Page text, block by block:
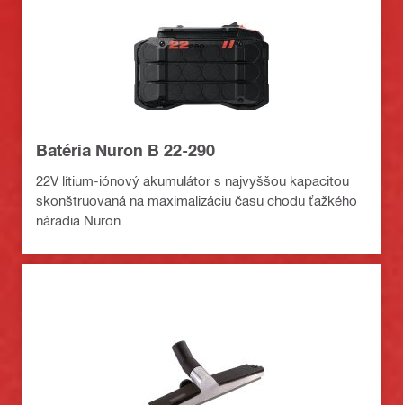
Batéria Nuron B 22-290
22V lítium-iónový akumulátor s najvyššou kapacitou
skonštruovaná na maximalizáciu času chodu ťažkého
náradia Nuron